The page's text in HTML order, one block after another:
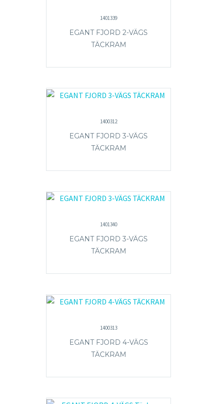
1401339
EGANT FJORD 2-VÄGS
TÄCKRAM
1400312
EGANT FJORD 3-VÄGS
TÄCKRAM
1401340
EGANT FJORD 3-VÄGS
TÄCKRAM
1400313
EGANT FJORD 4-VÄGS
TÄCKRAM